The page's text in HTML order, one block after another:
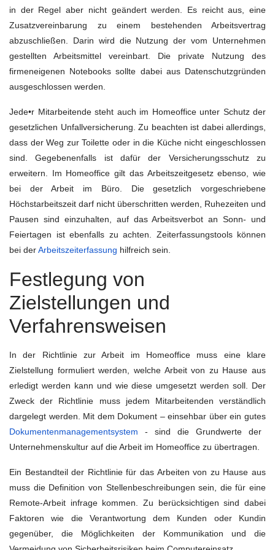
in der Regel aber nicht geändert werden. Es reicht aus, eine
Zusatzvereinbarung zu einem bestehenden Arbeitsvertrag
abzuschließen. Darin wird die Nutzung der vom Unternehmen
gestellten Arbeitsmittel vereinbart. Die private Nutzung des
firmeneigenen Notebooks sollte dabei aus Datenschutzgründen
ausgeschlossen werden.
Jede•r Mitarbeitende steht auch im Homeoffice unter Schutz der
gesetzlichen Unfallversicherung. Zu beachten ist dabei allerdings,
dass der Weg zur Toilette oder in die Küche nicht eingeschlossen
sind. Gegebenenfalls ist dafür der Versicherungsschutz zu
erweitern. Im Homeoffice gilt das Arbeitszeitgesetz ebenso, wie
bei der Arbeit im Büro. Die gesetzlich vorgeschriebene
Höchstarbeitszeit darf nicht überschritten werden, Ruhezeiten und
Pausen sind einzuhalten, auf das Arbeitsverbot an Sonn- und
Feiertagen ist ebenfalls zu achten. Zeiterfassungstools können
bei derArbeitszeiterfassung hilfreich sein.
Festlegung von
Zielstellungen und
Verfahrensweisen
In der Richtlinie zur Arbeit im Homeoffice muss eine klare
Zielstellung formuliert werden, welche Arbeit von zu Hause aus
erledigt werden kann und wie diese umgesetzt werden soll. Der
Zweck der Richtlinie muss jedem Mitarbeitenden verständlich
dargelegt werden. Mit dem Dokument – einsehbar über ein gutes
Dokumentenmanagementsystem - sind die Grundwerte der
Unternehmenskultur auf die Arbeit im Homeoffice zu übertragen.
Ein Bestandteil der Richtlinie für das Arbeiten von zu Hause aus
muss die Definition von Stellenbeschreibungen sein, die für eine
Remote-Arbeit infrage kommen. Zu berücksichtigen sind dabei
Faktoren wie die Verantwortung dem Kunden oder Kundin
gegenüber, die Möglichkeiten der Kommunikation und die